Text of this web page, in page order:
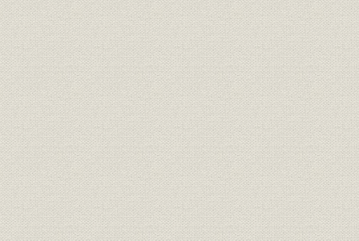
沿革
昭和37年(1962年)~昭和55年
(1980年)
昭和36年
(1980年)